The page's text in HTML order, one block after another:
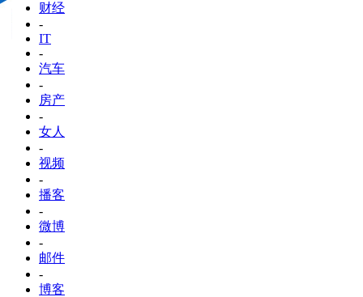
财经
-
IT
-
汽车
-
房产
-
女人
-
视频
-
播客
-
微博
-
邮件
-
博客